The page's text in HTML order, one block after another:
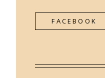
FACEBOOK